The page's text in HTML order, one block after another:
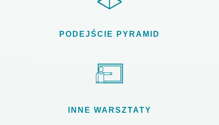
PODEJŚCIE PYRAMID
INNE WARSZTATY